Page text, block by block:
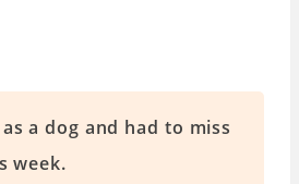
a dog and had to miss
week.